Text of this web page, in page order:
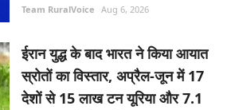
Team RuralVoice Aug 6, 2026
ईरान युद्ध के बाद भारत ने किया आयात
स्रोतों का विस्तार, अप्रैल-जून में 17
देशों से 15 लाख टन यूरिया और 7.1